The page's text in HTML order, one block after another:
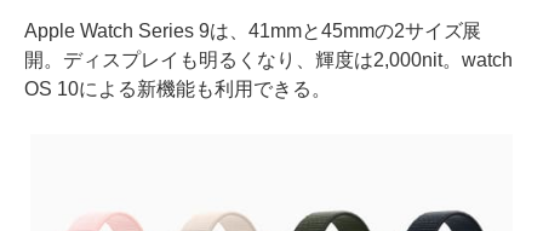
Apple Watch Series 9は、41mmと45mmの2サイズ展
開。ディスプレイも明るくなり、輝度は2,000nit。watch
OS 10による新機能も利用できる。